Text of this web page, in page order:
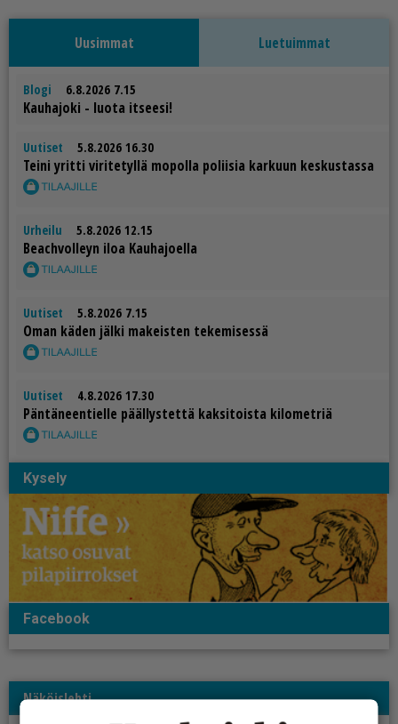
Uusimmat Luetuimmat
Blogi 6.8.2026 7.15
Kau­ha­jo­ki - luo­ta it­see­si!
Uutiset 5.8.2026 16.30
Tei­ni yrit­ti vi­ri­te­tyl­lä mo­pol­la po­lii­sia kar­kuun kes­kus­tas­sa
Urheilu 5.8.2026 12.15
Be­ach­vol­leyn iloa Kau­ha­jo­el­la
Uutiset 5.8.2026 7.15
Oman kä­den jäl­ki ma­keis­ten te­ke­mi­ses­sä
Uutiset 4.8.2026 17.30
Pän­tä­neen­tiel­le pääl­lys­tet­tä kak­si­tois­ta ki­lo­met­riä
Kysely
Facebook
Näköislehti